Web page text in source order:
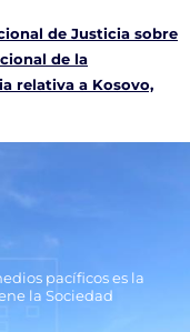
de Justicia sobre
de la
relativa a Kosovo,
pacíficos es la
la Sociedad